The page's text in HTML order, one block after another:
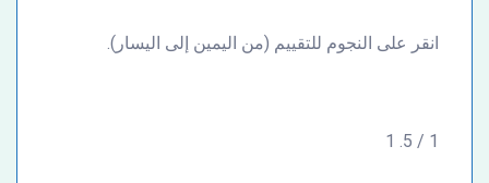
انقر على النجوم للتقييم (من اليمين إلى اليسار).
1 / 5. 1